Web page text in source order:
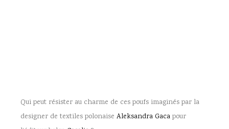
Qui peut résister au charme de ces poufs imaginés par la
designer de textiles polonaise Aleksandra Gaca pour